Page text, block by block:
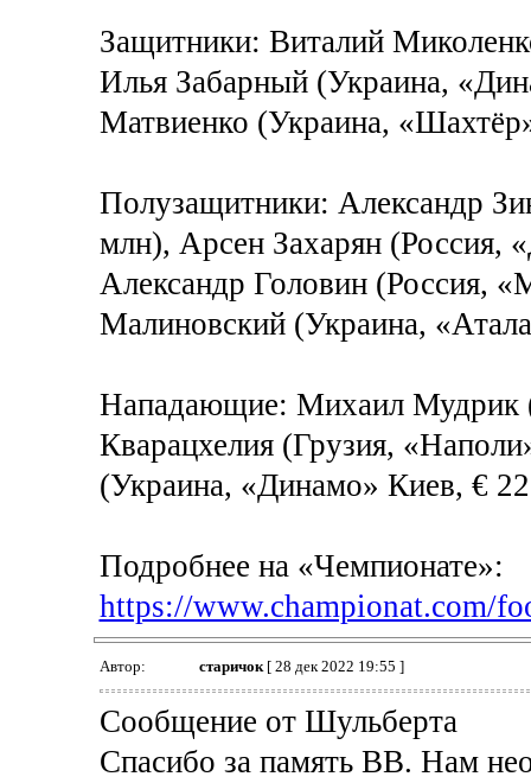
Защитники: Виталий
Илья Забарный (Украина,
Матвиенко (Украина,
Полузащитники: Александр
млн), Арсен Захарян (Россия,
Александр Головин (Россия,
Малиновский (Украина,
Нападающие: Михаил Мудрик
Кварацхелия (Грузия,
(Украина, «Динамо» Киев, €
Подробнее на «Чемпионате»:
https://www.championat.com/
Автор: старичок[ 28 дек 2022 19:55 ]
Сообщение от Шульберта
Спасибо за память ВВ. Нам